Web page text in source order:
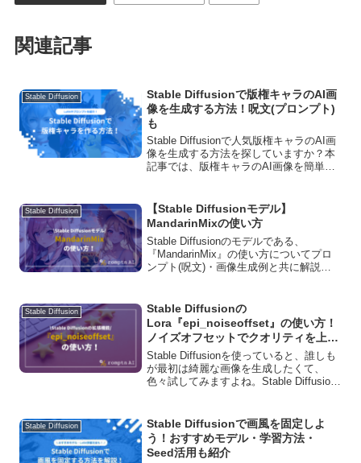
関連記事
Stable Diffusion
Stable Diffusionで版権キャラのAI画
像を生成する方法！呪文(プロンプト)
も
Stable Diffusionで人気版権キャラのAI画
像を生成する方法を探していますか？本
記事では、版権キャラのAI画像を簡単に
紹介しているので、読んで参考にしてく
ださい。
Stable Diffusion
【Stable Diffusionモデル】
MandarinMixの使い方
Stable Diffusionのモデルである、
『MandarinMix』の使い方についてプロ
ンプト(呪文)・画像生成例と共に解説し
介しています。
Stable Diffusion
Stable Diffusionの
Lora『epi_noiseoffset』の使い方！
ノイズオフセットでクオリティを上げ
よう！
Stable Diffusionを使っていると、誰しも
が最初は綺麗な画像を生成したくて、
色々試してみますよね。Stable Diffusion
れています。そんなときに使える
「epi_noiseoffset」という拡張機能をご
紹介します！
Stable Diffusion
Stable Diffusionで画風を固定しよ
う！おすすめモデル・学習方法・
Seed活用も紹介